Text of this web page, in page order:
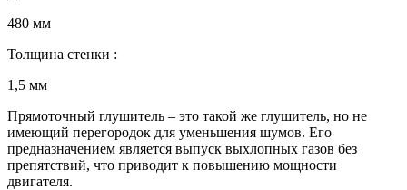
480 мм
Толщина стенки :
1,5 мм
Прямоточный глушитель – это такой же глушитель, но не
имеющий перегородок для уменьшения шумов. Его
предназначением является выпуск выхлопных газов без
препятствий, что приводит к повышению мощности
двигателя.